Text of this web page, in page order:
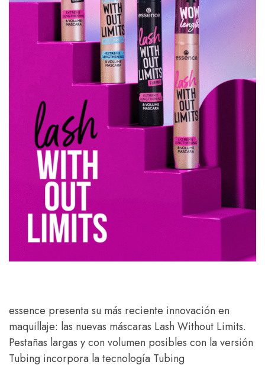
essence presenta su más reciente innovación en
maquillaje: las nuevas máscaras Lash Without Limits.
Pestañas largas y con volumen posibles con la versión
Tubing incorpora la tecnología Tubing